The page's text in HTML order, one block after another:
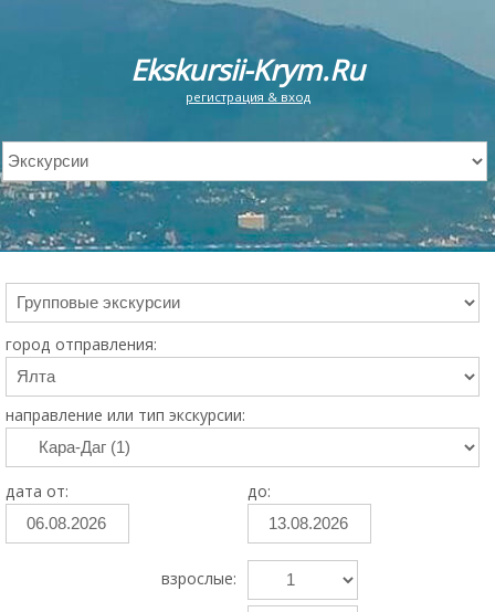
Ekskursii-Krym.Ru
регистрация & вход
город отправления:
направление или тип экскурсии:
дата от: до:
взрослые: